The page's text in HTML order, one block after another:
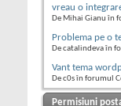
vreau o
De Mihai Gianu în
Problema pe o
De catalindeva în
Vant tema
De c0s în forumul
Permisiuni